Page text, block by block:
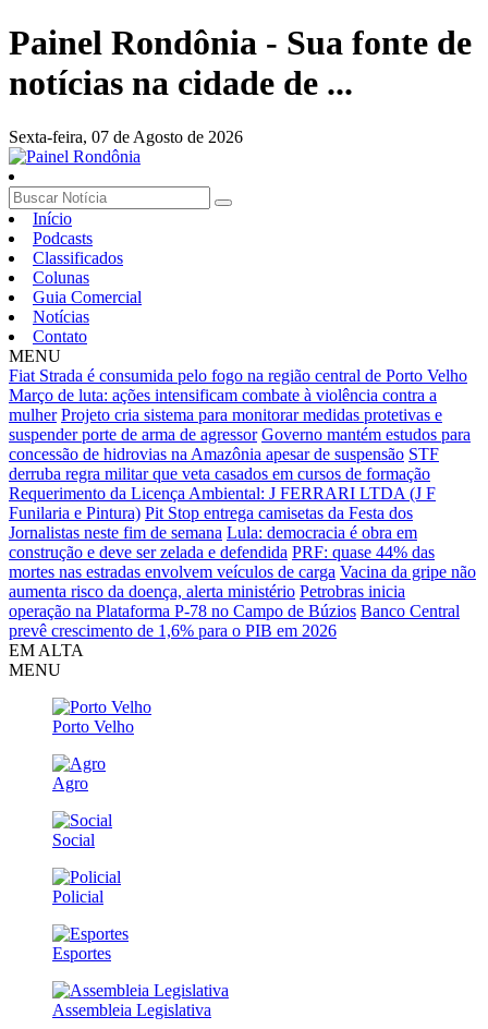
Painel Rondônia - Sua fonte de
notícias na cidade de ...
Sexta-feira, 07 de Agosto de 2026
Início
Podcasts
Classificados
Colunas
Guia Comercial
Notícias
Contato
MENU
Fiat Strada é consumida pelo fogo na região central de Porto Velho
Março de luta: ações intensificam combate à violência contra a
mulher Projeto cria sistema para monitorar medidas protetivas e
suspender porte de arma de agressor Governo mantém estudos para
concessão de hidrovias na Amazônia apesar de suspensão STF
derruba regra militar que veta casados em cursos de formação
Requerimento da Licença Ambiental: J FERRARI LTDA (J F
Funilaria e Pintura) Pit Stop entrega camisetas da Festa dos
Jornalistas neste fim de semana Lula: democracia é obra em
construção e deve ser zelada e defendida PRF: quase 44% das
mortes nas estradas envolvem veículos de carga Vacina da gripe não
aumenta risco da doença, alerta ministério Petrobras inicia
operação na Plataforma P-78 no Campo de Búzios Banco Central
prevê crescimento de 1,6% para o PIB em 2026
EM ALTA
MENU
Porto Velho
Agro
Social
Policial
Esportes
Assembleia Legislativa